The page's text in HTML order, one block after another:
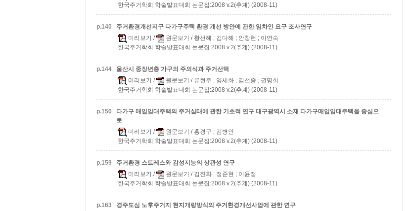
한국주거학회 학술발표대회 논문집:2008 v.2(추계) (2008-11)
p.140
주거환경개선지구 다가구주택 환경 개선 방안에 관한 임차인 요구 조사연구
미리보기 / 원문보기 / 황선혜 ; 김다해 ; 안창헌 ; 이연숙
한국주거학회 학술발표대회 논문집:2008 v.2(추계) (2008-11)
p.144
울산시 중장년층 가구의 주의식과 주거선택
미리보기 / 원문보기 / 류현주 ; 양세화 ; 김선중 ; 권명희
한국주거학회 학술발표대회 논문집:2008 v.2(추계) (2008-11)
p.150 다가구 매입임대주택의 주거실태에 관한 기초적 연구 대구광역시 소재 다가구매입임대주택을 중심으
로
미리보기 / 원문보기 / 홍경구 ; 김병인
한국주거학회 학술발표대회 논문집:2008 v.2(추계) (2008-11)
p.159
주거환경 스트레스와 감성지능의 상관성 연구
미리보기 / 원문보기 / 김진화 ; 정준현 ; 이윤정
한국주거학회 학술발표대회 논문집:2008 v.2(추계) (2008-11)
p.163
경주도심 노후주거지 현지개량방식의 주거환경개선사업에 관한 연구